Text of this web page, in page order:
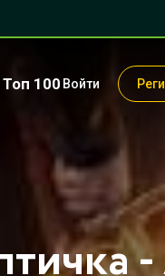
Топ 100 Войти